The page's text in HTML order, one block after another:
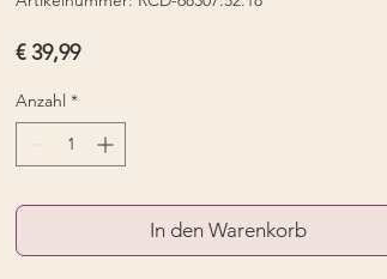
€ 39,99Preis
Anzahl *
In den Warenkorb